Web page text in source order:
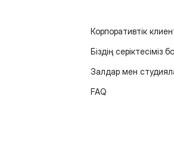
Корпоративтік
Біздің серіктесіміз
Залдар мен
FAQ